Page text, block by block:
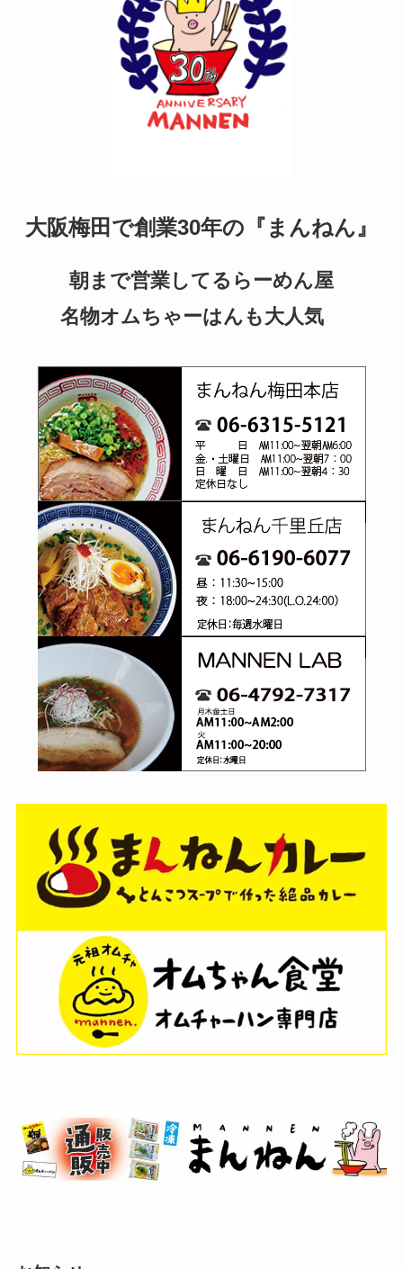
大阪梅田で創業30年の『まんねん』
朝まで営業してるらーめん屋
名物オムちゃーはんも大人気